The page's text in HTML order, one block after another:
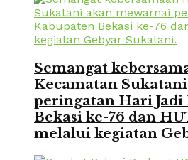
Semangat
Kecamatan
peringatan Hari Jadi
Bekasi ke-76 dan
melalui kegiatan